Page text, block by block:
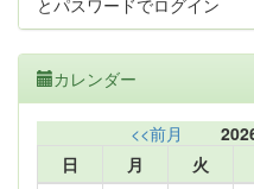
とパスワードでログイン
カレンダー
<<前月
日
月 火